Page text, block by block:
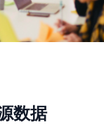
数据